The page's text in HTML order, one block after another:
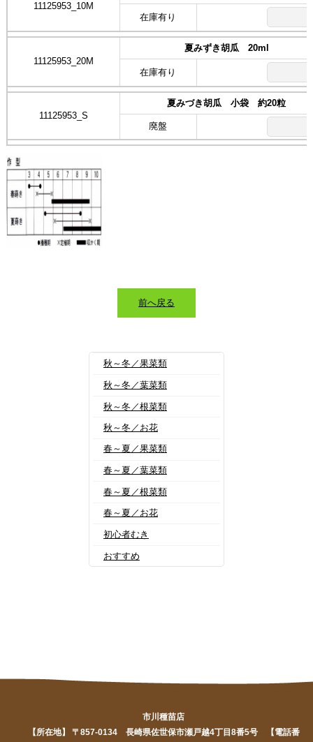
11125953_10M
在庫有り
11125953_20M
夏みずき胡瓜 20ml
在庫有り
11125953_S
夏みづき胡瓜 小袋 約20粒
廃盤
前へ戻る
秋～冬／果菜類
秋～冬／葉菜類
秋～冬／根菜類
秋～冬／お花
春～夏／果菜類
春～夏／葉菜類
春～夏／根菜類
春～夏／お花
初心者むき
おすすめ
市川種苗店
【所在地】 〒857-0134 長崎県佐世保市瀬戸越4丁目8番5号 【電話番